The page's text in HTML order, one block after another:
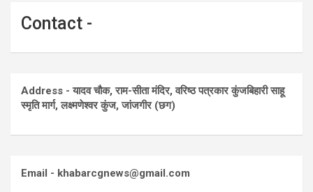
Contact -
Address - यादव चौक, राम-सीता मंदिर, वरिष्ठ पत्रकार कुंजबिहारी साहू
स्मृति मार्ग, लक्ष्मणेश्वर कुंज, जांजगीर (छग)
Email - khabarcgnews@gmail.com